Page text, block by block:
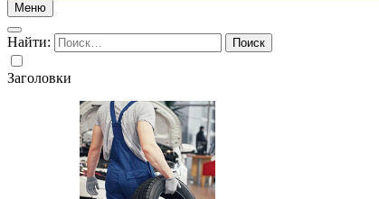
Меню
Найти:
Заголовки